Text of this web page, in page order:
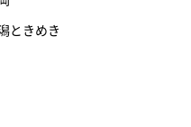
ときめき